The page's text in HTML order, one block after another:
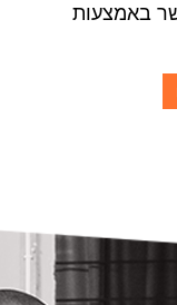
באמצעות